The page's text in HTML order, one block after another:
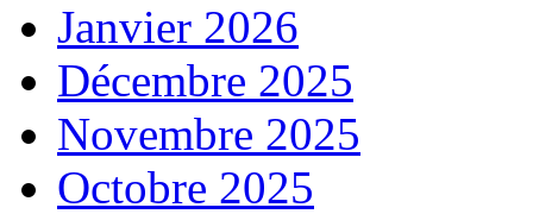
Janvier 2026
Décembre 2025
Novembre 2025
Octobre 2025